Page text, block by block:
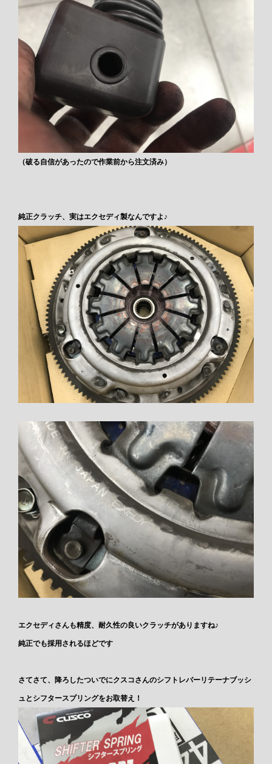
（破る自信があったので作業前から注文済み）
純正クラッチ、実はエクセディ製なんですよ♪
エクセディさんも精度、耐久性の良いクラッチがありますね♪
純正でも採用されるほどです
さてさて、降ろしたついでにクスコさんのシフトレバーリテーナブッシ
ュとシフタースプリングをお取替え！